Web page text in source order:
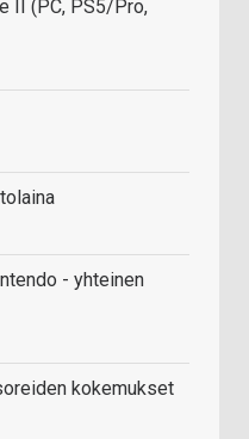
II (PC, PS5/Pro,
- yhteinen
kokemukset